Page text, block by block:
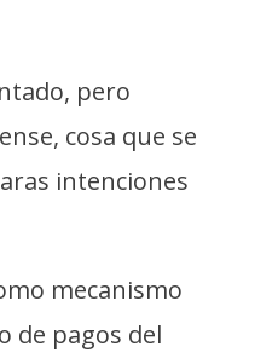
pero
cosa que se
intenciones
mecanismo
de pagos del